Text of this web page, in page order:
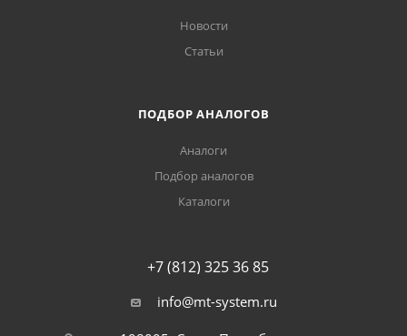
Новости
Статьи
ПОДБОР АНАЛОГОВ
Аналоги
Подбор аналогов
Каталоги
+7 (812) 325 36 85
info@mt-system.ru